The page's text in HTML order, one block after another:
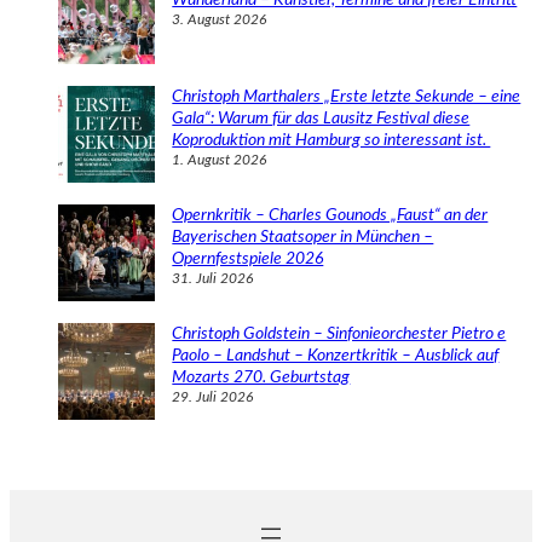
3. August 2026
Christoph Marthalers „Erste letzte Sekunde – eine
Gala“: Warum für das Lausitz Festival diese
Koproduktion mit Hamburg so interessant ist.
1. August 2026
Opernkritik – Charles Gounods „Faust“ an der
Bayerischen Staatsoper in München –
Opernfestspiele 2026
31. Juli 2026
Christoph Goldstein – Sinfonieorchester Pietro e
Paolo – Landshut – Konzertkritik – Ausblick auf
Mozarts 270. Geburtstag
29. Juli 2026